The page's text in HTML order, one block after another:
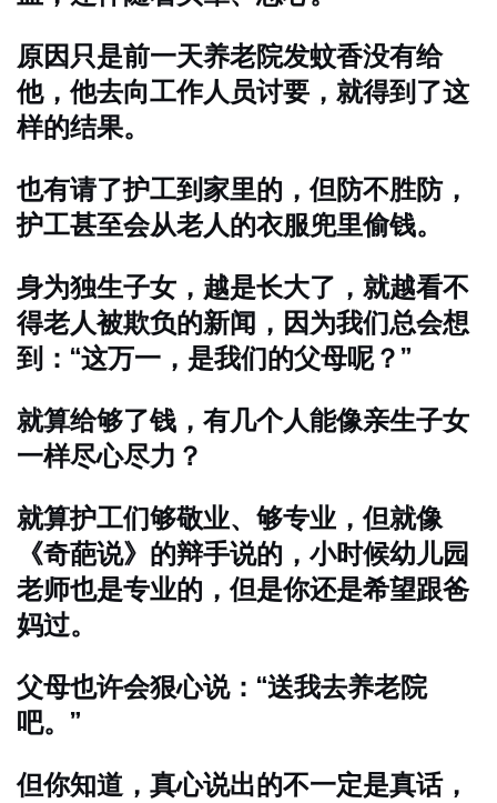
原因只是前一天养老院发蚊香没有给
他，他去向工作人员讨要，就得到了这
样的结果。
也有请了护工到家里的，但防不胜防，
护工甚至会从老人的衣服兜里偷钱。
身为独生子女，越是长大了，就越看不
得老人被欺负的新闻，因为我们总会想
到：“这万一，是我们的父母呢？”
就算给够了钱，有几个人能像亲生子女
一样尽心尽力？
就算护工们够敬业、够专业，但就像
《奇葩说》的辩手说的，小时候幼儿园
老师也是专业的，但是你还是希望跟爸
妈过。
父母也许会狠心说：“送我去养老院
吧。”
但你知道，真心说出的不一定是真话，